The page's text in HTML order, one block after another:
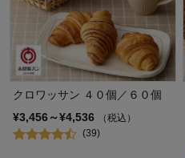
クロワッサン ４０個／６０個
¥3,456～¥4,536
（税込）
(39)